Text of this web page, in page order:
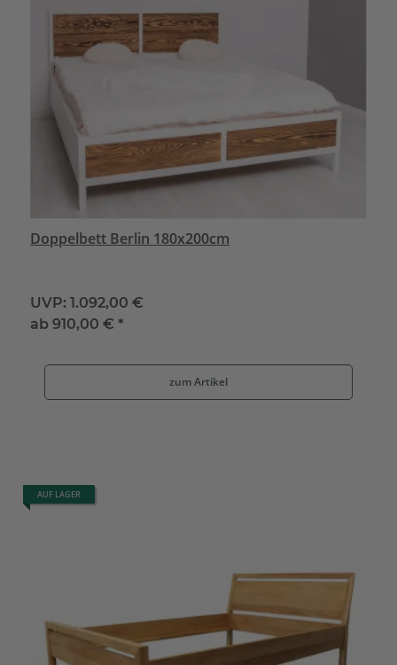
Doppelbett Berlin 180x200cm
UVP: 1.092,00 €
ab910,00 € *
zum Artikel
AUF LAGER